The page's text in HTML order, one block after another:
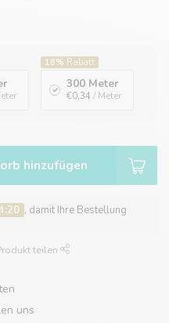
18% Rabatt
300 Meter
€0,34 / Meter
hinzufügen
, damit Ihre Bestellung
teilen
uns